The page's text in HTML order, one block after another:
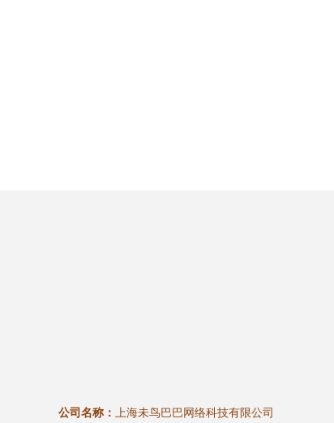
公司名称：
上海未鸟巴巴网络科技有限公司